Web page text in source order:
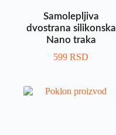
Samolepljiva
dvostrana silikonska
Nano traka
599RSD